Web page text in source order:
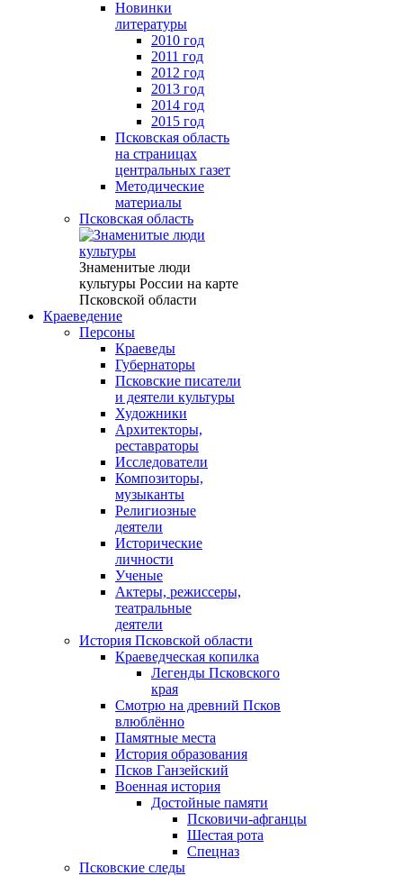
Новинки
литературы
2010 год
2011 год
2012 год
2013 год
2014 год
2015 год
Псковская область
на страницах
центральных газет
Методические
материалы
Псковская область
Знаменитые люди
культуры России на карте
Псковской области
Краеведение
Персоны
Краеведы
Губернаторы
Псковские писатели
и деятели культуры
Художники
Архитекторы,
реставраторы
Исследователи
Композиторы,
музыканты
Религиозные
деятели
Исторические
личности
Ученые
Актеры, режиссеры,
театральные
деятели
История Псковской области
Краеведческая копилка
Легенды Псковского
края
Смотрю на древний Псков
влюблённо
Памятные места
История образования
Псков Ганзейский
Военная история
Достойные памяти
Псковичи-афганцы
Шестая рота
Спецназ
Псковские следы